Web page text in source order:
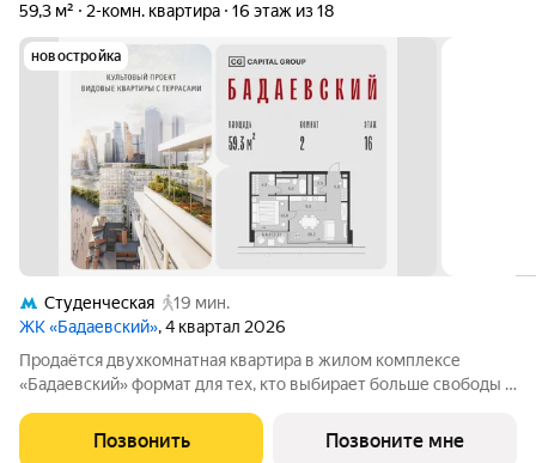
59,3 м²
2-комн. квартира 16 этаж из 18
новостройка
Студенческая
19 мин.
ЖК «Бадаевский», 4 квартал 2026
Продаётся двухкомнатная квартира в жилом комплексе
«Бадаевский» формат для тех, кто выбирает больше свободы и
света, открытых видов и архитектуры вокруг формирует
ощущение жизни на высоте.
Позвонить Позвоните мне